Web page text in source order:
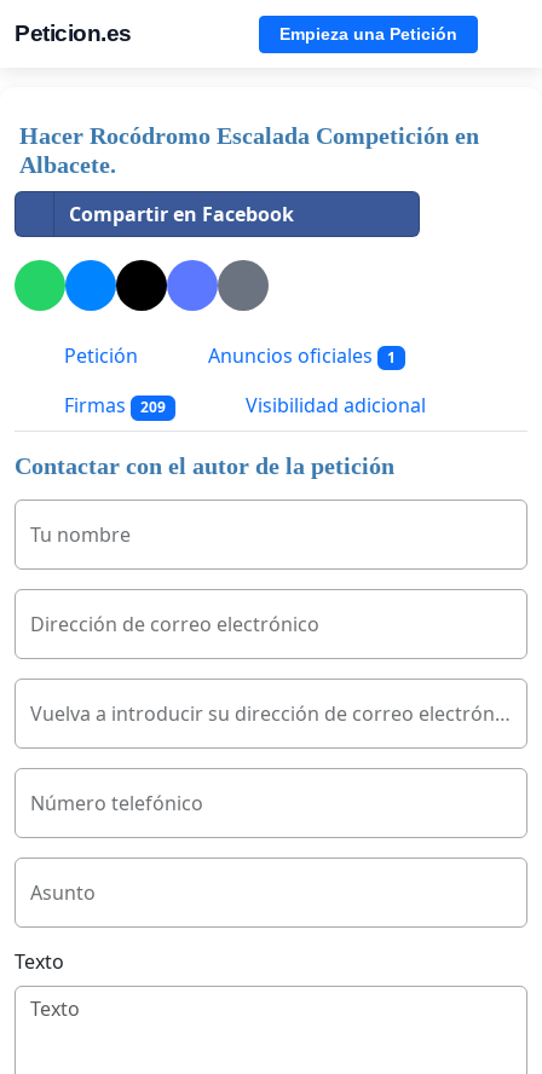
Peticion.es Empieza una Petición
Hacer Rocódromo Escalada Competición en
Albacete.
Compartir en Facebook
Petición Anuncios oficiales 1
Firmas 209 Visibilidad adicional
Contactar con el autor de la petición
Tu nombre
Dirección de correo electrónico
Vuelva a introducir su dirección de correo electrónico
Número telefónico
Asunto
Texto